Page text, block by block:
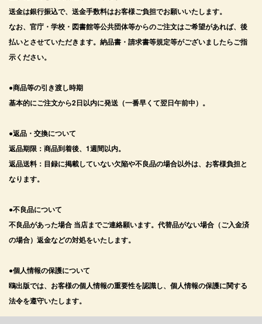
送金は銀行振込で、送金手数料はお客様ご負担でお願いいたします。
なお、官庁・学校・図書館等公共団体等からのご注文はご希望があれば、後
払いとさせていただきます。納品書・請求書等規定等がございましたらご指
示ください。
●商品等の引き渡し時期
基本的にご注文から2日以内に発送（一番早くて翌日午前中）。
●返品・交換について
返品期限：商品到着後、1週間以内。
返品送料：目録に掲載していない欠陥や不良品の場合以外は、お客様負担と
なります。
●不良品について
不良品があった場合 当店までご連絡願います。代替品がない場合（ご入金済
の場合）返金などの対処をいたします。
●個人情報の保護について
鴎出版では、お客様の個人情報の重要性を認識し、個人情報の保護に関する
法令を遵守いたします。